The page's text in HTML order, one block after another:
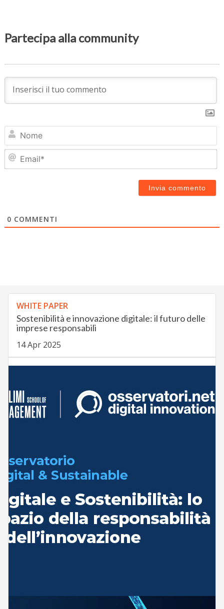
Partecipa alla community
0 COMMENTI
WHITE PAPER
Sostenibilità e innovazione digitale: il futuro delle
imprese responsabili
14 Apr 2025